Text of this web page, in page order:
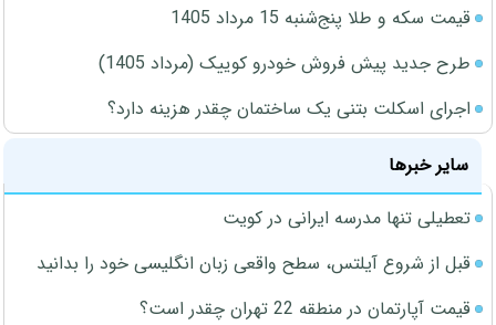
قیمت سکه و طلا پنج‌شنبه 15 مرداد 1405
طرح جدید پیش فروش خودرو کوییک (مرداد 1405)
اجرای اسکلت بتنی یک ساختمان چقدر هزینه دارد؟
سایر خبرها
تعطیلی تنها مدرسه ایرانی در کویت
قبل از شروع آیلتس، سطح واقعی زبان انگلیسی خود را بدانید
قیمت آپارتمان در منطقه 22 تهران چقدر است؟